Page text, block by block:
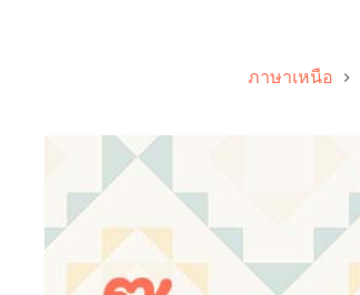
ภาษาเหนือ